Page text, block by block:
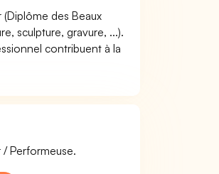
des Beaux
sculpture, gravure, ...).
contribuent à la
/ Performeuse.